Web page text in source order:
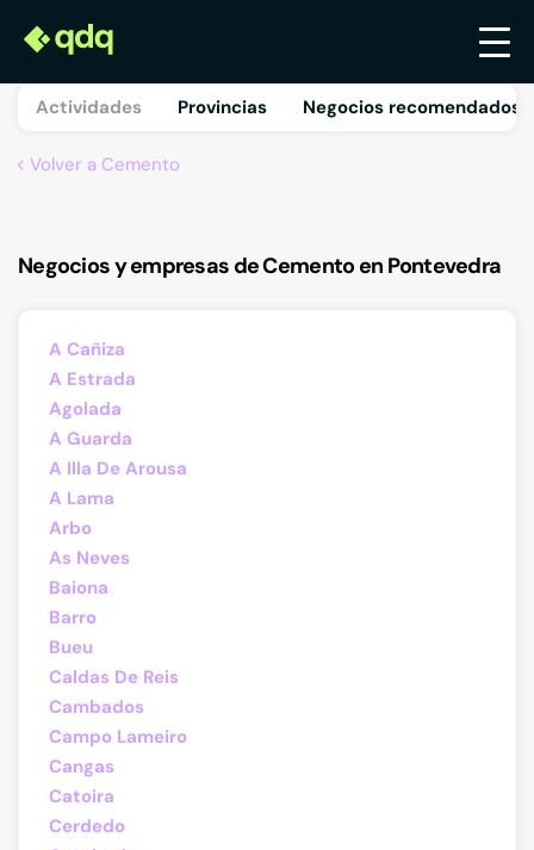
Actividades Provincias Negocios recomendados
Volver a Cemento
Negocios y empresas de Cemento en Pontevedra
A Cañiza
A Estrada
Agolada
A Guarda
A Illa De Arousa
A Lama
Arbo
As Neves
Baiona
Barro
Bueu
Caldas De Reis
Cambados
Campo Lameiro
Cangas
Catoira
Cerdedo